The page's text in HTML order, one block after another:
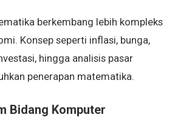
berkembang lebih kompleks
Konsep seperti inflasi, bunga,
hingga analisis pasar
penerapan matematika.
Bidang Komputer